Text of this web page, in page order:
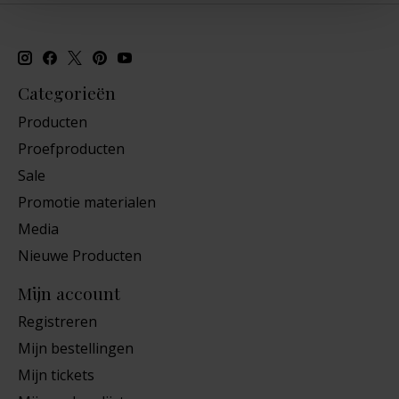
Categorieën
Producten
Proefproducten
Sale
Promotie materialen
Media
Nieuwe Producten
Mijn account
Registreren
Mijn bestellingen
Mijn tickets